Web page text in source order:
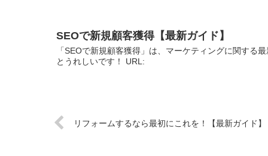
SEOで新規顧客獲得【最新ガイド】
「SEOで新規顧客獲得」は、マーケティングに関する
とうれしいです！ URL:
リフォームするなら最初にこれを！【最新ガイド】